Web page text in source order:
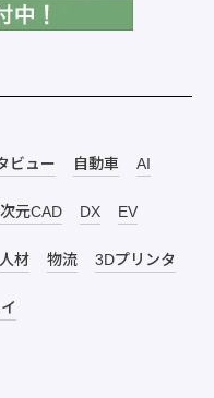
ビュー 自動車 AI
元CAD DX EV
人材 物流 3Dプリンタ